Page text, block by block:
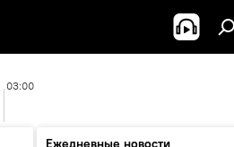
03:00
Ежедневные новости